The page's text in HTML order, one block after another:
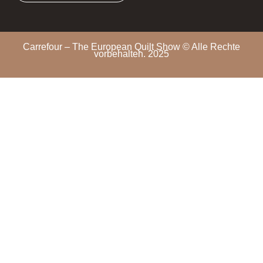
Carrefour – The European Quilt Show © Alle Rechte
vorbehalten. 2025